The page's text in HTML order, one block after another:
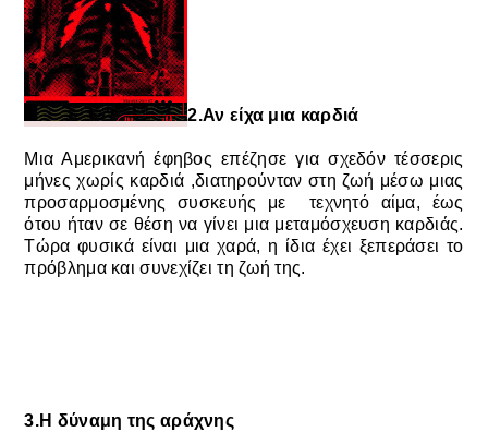
2.Αν είχα μια καρδιά
Μια Αμερικανή έφηβος επέζησε για σχεδόν τέσσερις
μήνες χωρίς καρδιά ,διατηρούνταν στη ζωή μέσω μιας
προσαρμοσμένηςσυσκευής με τεχνητό αίμα, έως
ότου ήταν σε θέση να γίνει μια μεταμόσχευση καρδιάς.
Τώρα φυσικά είναι μια χαρά, η ίδια έχει ξεπεράσει το
πρόβλημα και συνεχίζει τη ζωή της.
3.Η δύναμη της αράχνης